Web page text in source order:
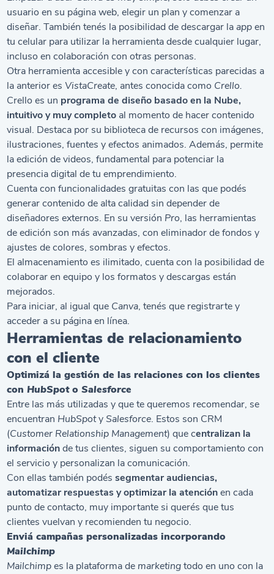
usuario en su página web, elegir un plan y comenzar a
diseñar. También tenés la posibilidad de descargar laappen
tu celular para utilizar la herramienta desde cualquier lugar,
incluso en colaboración con otras personas.
Otra herramienta accesible y con características parecidas a
la anterior esVistaCreate, antes conocida como Crello.
Crello es un programa de diseño basado en la Nube,
intuitivo y muy completo al momento de hacer contenido
visual. Destaca por su biblioteca de recursos con imágenes,
ilustraciones, fuentes y efectos animados. Además, permite
la edición de videos, fundamental para potenciar la
presencia digital de tu emprendimiento.
Cuenta con funcionalidades gratuitas con las que podés
generar contenido de alta calidad sin depender de
diseñadores externos. En su versión Pro, las herramientas
de edición son más avanzadas, con eliminador de fondos y
ajustes de colores, sombras y efectos.
El almacenamiento es ilimitado, cuenta con la posibilidad de
colaborar en equipo y los formatos y descargas están
mejorados.
Para iniciar, al igual que Canva, tenés que registrarte y
acceder a su página en línea.
Herramientas de relacionamiento
con el cliente
Optimizá la gestión de las relaciones con los clientes
conHubSpotoSalesforce
Entre las más utilizadas y que te queremos recomendar, se
encuentran HubSpotySalesforce. Estos son CRM
(Customer Relationship Management) que centralizan la
informaciónde tus clientes, siguen su comportamiento con
el servicio y personalizan la comunicación.
Con ellas también podéssegmentar audiencias,
automatizar respuestas y optimizar la atenciónen cada
punto de contacto, muy importante si querés que tus
clientes vuelvan y recomienden tu negocio.
Enviá campañas personalizadas incorporando
Mailchimp
Mailchimpes la plataforma de marketingtodo en uno con la